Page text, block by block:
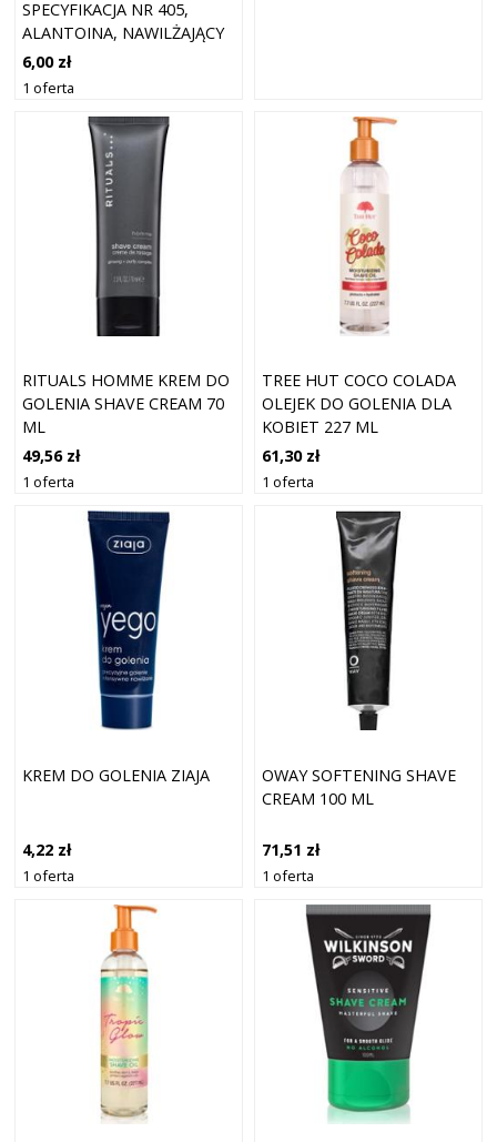
SPECYFIKACJA NR 405,
ALANTOINA, NAWILŻAJĄCY
KREM DO GOLENIA, 10 ML
6,00 zł
1 oferta
RITUALS HOMME KREM DO
GOLENIA SHAVE CREAM 70
ML
49,56 zł
1 oferta
TREE HUT COCO COLADA
OLEJEK DO GOLENIA DLA
KOBIET 227 ML
61,30 zł
1 oferta
KREM DO GOLENIA ZIAJA
4,22 zł
1 oferta
OWAY SOFTENING SHAVE
CREAM 100 ML
71,51 zł
1 oferta